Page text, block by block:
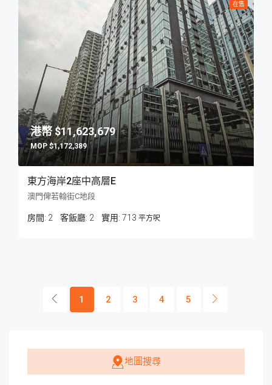
在售
$11,623,679
$1,172,389
東方海岸2座中高層E
澳門俾若翰街C地段
房間: 2 客飯廳: 2 713 平方呎
1 2 3 4 5
地圖搜尋